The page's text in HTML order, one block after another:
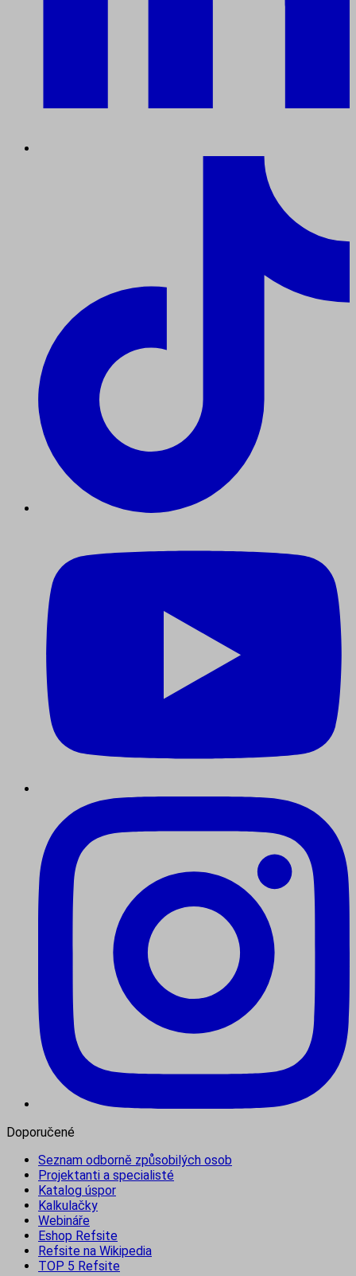
Doporučené
Seznam odborně způsobilých osob
Projektanti a specialisté
Katalog úspor
Kalkulačky
Webináře
Eshop Refsite
Refsite na Wikipedia
TOP 5 Refsite